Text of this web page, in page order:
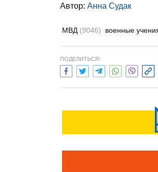
Автор: Анна Судак
МВД (9046) военные
ПОДЕЛИТЬСЯ: